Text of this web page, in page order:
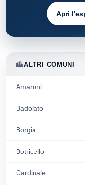
ALTRI COMUNI
Amaroni
Badolato
Borgia
Botricello
Cardinale
Apri